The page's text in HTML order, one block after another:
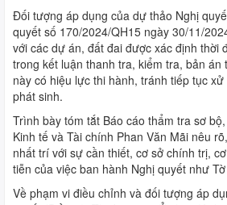
Đối tượng áp dụng của dự thảo Nghị
quyết số 170/2024/QH15 ngày 30/11/
với các dự án, đất đai được xác định thời
trong kết luận thanh tra, kiểm tra, bản án
này có hiệu lực thi hành, tránh tiếp tục
phát sinh.
Trình bày tóm tắt Báo cáo thẩm tra sơ
Kinh tế và Tài chính Phan Văn Mãi nêu
nhất trí với sự cần thiết, cơ sở chính trị,
tiễn của việc ban hành Nghị quyết như
Về phạm vi điều chỉnh và đối tượng áp